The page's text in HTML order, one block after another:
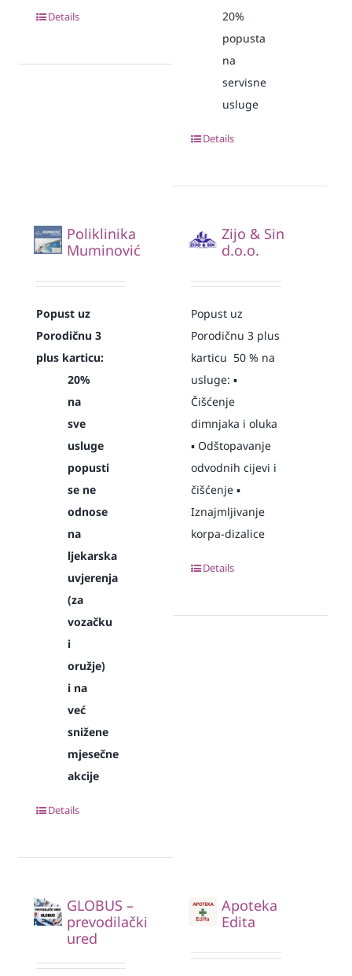
Details
20%
popusta
na
servisne
usluge
Details
Poliklinika
Muminović
Popust uz
Porodičnu 3
plus karticu:
20%
na
sve
usluge
popusti
se ne
odnose
na
ljekarska
uvjerenja
(za
vozačku
i
oružje)
i na
već
snižene
mjesečne
akcije
Details
Zijo & Sin
d.o.o.
Popust uz
Porodičnu 3 plus
karticu 50 % na
usluge: ▪️
Čišćenje
dimnjaka i oluka
▪️ Odštopavanje
odvodnih cijevi i
čišćenje ▪️
Iznajmljivanje
korpa-dizalice
Details
GLOBUS –
prevodilački
ured
Apoteka
Edita